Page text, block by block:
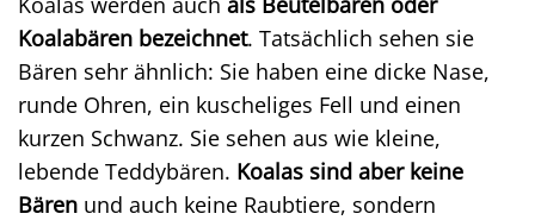
Koalabären bezeichnet. Tatsächlich sehen sie
Bären sehr ähnlich: Sie haben eine dicke Nase,
runde Ohren, ein kuscheliges Fell und einen
kurzen Schwanz. Sie sehen aus wie kleine,
lebende Teddybären. Koalas sind aber keine
Bären und auch keine Raubtiere, sondern